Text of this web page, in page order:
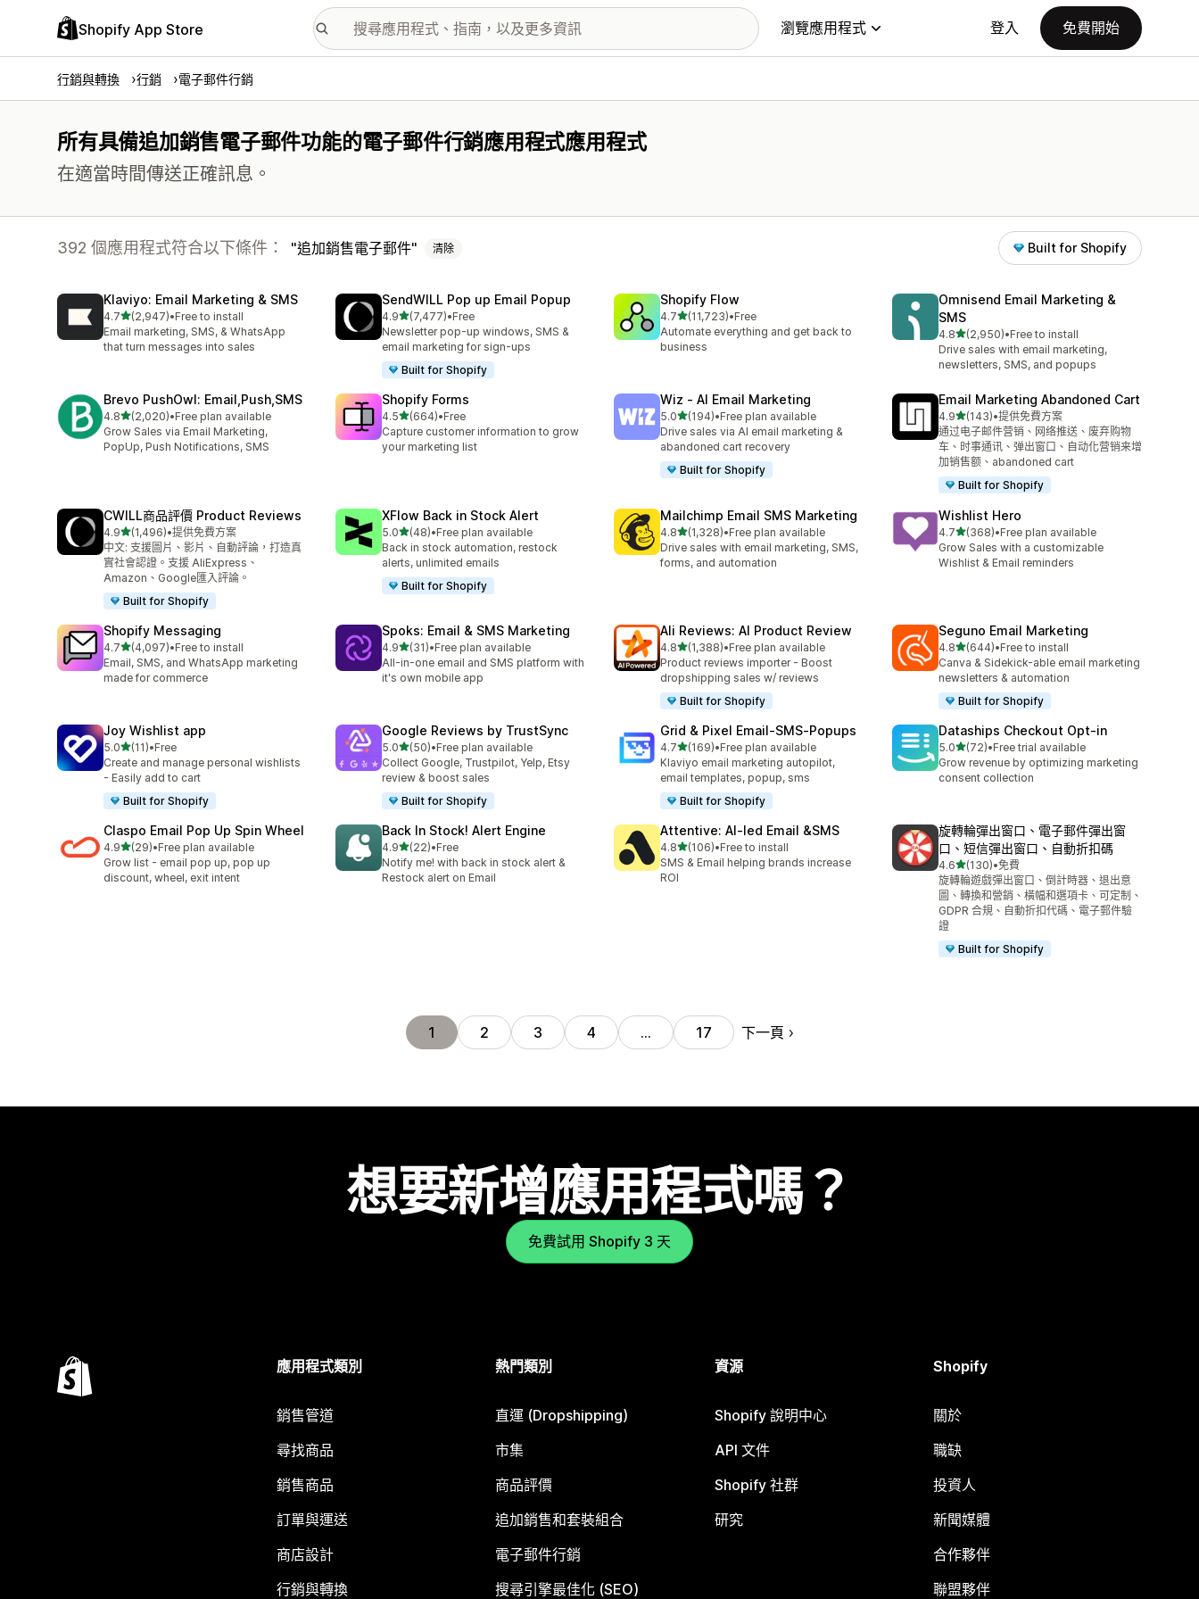
Shopify App Store 瀏覽應用程式 登入 免費開始
行銷與轉換 行銷 電子郵件行銷
所有具備追加銷售電子郵件功能的電子郵件行銷應用程式應用程式
在適當時間傳送正確訊息。
392 個應用程式符合以下條件： 追加銷售電子郵件 清除 Built for Shopify
Klaviyo: Email Marketing & SMS
4.7滿分 5 顆星
(2,947)
共有 2947 則評價
•Free to install
Email marketing, SMS, & WhatsApp
that turn messages into sales
SendWILL Pop up Email Popup
4.9滿分 5 顆星
(7,477)
共有 7477 則評價
•Free
Newsletter pop-up windows, SMS &
email marketing for sign-ups
Built for Shopify
Shopify Flow
4.7滿分 5 顆星
(11,723)
共有 11723 則評價
•Free
Automate everything and get back to
business
Omnisend Email Marketing &
SMS
4.8滿分 5 顆星
(2,950)
共有 2950 則評價
•Free to install
Drive sales with email marketing,
newsletters, SMS, and popups
Brevo PushOwl: Email,Push,SMS
4.8滿分 5 顆星
(2,020)
共有 2020 則評價
•Free plan available
Grow Sales via Email Marketing,
PopUp, Push Notifications, SMS
Shopify Forms
4.5滿分 5 顆星
(664)
共有 664 則評價
•Free
Capture customer information to grow
your marketing list
Wiz ‑ AI Email Marketing
5.0滿分 5 顆星
(194)
共有 194 則評價
•Free plan available
Drive sales via AI email marketing &
abandoned cart recovery
Built for Shopify
Email Marketing Abandoned Cart
4.9滿分 5 顆星
(143)
共有 143 則評價
•提供免費方案
通过电子邮件营销、网络推送、废弃购物
车、时事通讯、弹出窗口、自动化营销来增
加销售额、abandoned cart
Built for Shopify
CWILL商品評價 Product Reviews
4.9滿分 5 顆星
(1,496)
共有 1496 則評價
•提供免費方案
中文: 支援圖片、影片、自動評論，打造真
實社會認證。支援 AliExpress、
Amazon、Google匯入評論。
Built for Shopify
XFlow Back in Stock Alert
5.0滿分 5 顆星
(48)
共有 48 則評價
•Free plan available
Back in stock automation, restock
alerts, unlimited emails
Built for Shopify
Mailchimp Email SMS Marketing
4.8滿分 5 顆星
(1,328)
共有 1328 則評價
•Free plan available
Drive sales with email marketing, SMS,
forms, and automation
Wishlist Hero
4.7滿分 5 顆星
(368)
共有 368 則評價
•Free plan available
Grow Sales with a customizable
Wishlist & Email reminders
Shopify Messaging
4.7滿分 5 顆星
(4,097)
共有 4097 則評價
•Free to install
Email, SMS, and WhatsApp marketing
made for commerce
Spoks: Email & SMS Marketing
4.9滿分 5 顆星
(31)
共有 31 則評價
•Free plan available
All-in-one email and SMS platform with
it's own mobile app
Ali Reviews: AI Product Review
4.8滿分 5 顆星
(1,388)
共有 1388 則評價
•Free plan available
Product reviews importer - Boost
dropshipping sales w/ reviews
Built for Shopify
Seguno Email Marketing
4.8滿分 5 顆星
(644)
共有 644 則評價
•Free to install
Canva & Sidekick-able email marketing
newsletters & automation
Built for Shopify
Joy Wishlist app
5.0滿分 5 顆星
(11)
共有 11 則評價
•Free
Create and manage personal wishlists
- Easily add to cart
Built for Shopify
Google Reviews by TrustSync
5.0滿分 5 顆星
(50)
共有 50 則評價
•Free plan available
Collect Google, Trustpilot, Yelp, Etsy
review & boost sales
Built for Shopify
Grid & Pixel Email‑SMS‑Popups
4.7滿分 5 顆星
(169)
共有 169 則評價
•Free plan available
Klaviyo email marketing autopilot,
email templates, popup, sms
Built for Shopify
Dataships Checkout Opt‑in
5.0滿分 5 顆星
(72)
共有 72 則評價
•Free trial available
Grow revenue by optimizing marketing
consent collection
Claspo Email Pop Up Spin Wheel
4.9滿分 5 顆星
(29)
共有 29 則評價
•Free plan available
Grow list - email pop up, pop up
discount, wheel, exit intent
Back In Stock! Alert Engine
4.9滿分 5 顆星
(22)
共有 22 則評價
•Free
Notify me! with back in stock alert &
Restock alert on Email
Attentive: AI‑led Email &SMS
4.8滿分 5 顆星
(106)
共有 106 則評價
•Free to install
SMS & Email helping brands increase
ROI
旋轉輪彈出窗口、電子郵件彈出窗
口、短信彈出窗口、自動折扣碼
4.6滿分 5 顆星
(130)
共有 130 則評價
•免費
旋轉輪遊戲彈出窗口、倒計時器、退出意
圖、轉換和營銷、橫幅和選項卡、可定制、
GDPR 合規、自動折扣代碼、電子郵件驗
證
Built for Shopify
1 2 3 4 … 17 下一頁
想要新增應用程式嗎？
免費試用 Shopify 3 天
應用程式類別
銷售管道
尋找商品
銷售商品
訂單與運送
商店設計
行銷與轉換
熱門類別
直運 (Dropshipping)
市集
商品評價
追加銷售和套裝組合
電子郵件行銷
搜尋引擎最佳化 (SEO)
資源
Shopify 說明中心
API 文件
Shopify 社群
研究
Shopify
關於
職缺
投資人
新聞媒體
合作夥伴
聯盟夥伴